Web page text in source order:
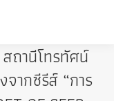
ถานีโทรทัศน์
ากซีรีส์ “การ